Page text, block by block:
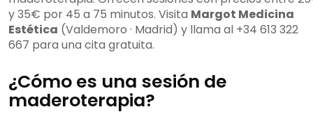
y 35€ por 45 a 75 minutos. Visita Margot Medicina
Estética (Valdemoro · Madrid) y llama al +34 613 322
667 para una cita gratuita.
¿Cómo es una sesión de
maderoterapia?